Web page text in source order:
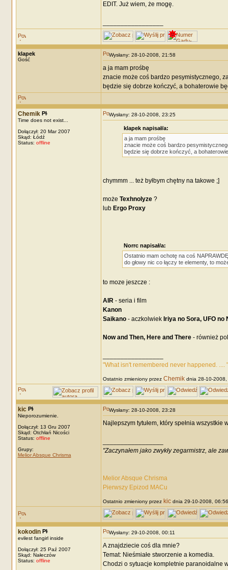
EDIT. Już wiem, że mogę.
klapek
Gość
Wysłany: 28-10-2008, 21:58
a ja mam prośbę
znacie może coś bardzo pesymistycznego,
będzie się dobrze kończyć, a bohaterowie
Chemik
Time does not exist...
Dołączył: 20 Mar 2007
Skąd: Łódź
Status: offline
Wysłany: 28-10-2008, 23:25
klapek napisał/a:
a ja mam prośbę
znacie może coś bardzo
będzie się dobrze kończyć, a
chymmm ... też byłbym chętny na takowe ;]
może Texhnolyze?
lub Ergo Proxy
Norrc napisał/a:
Ostatnio mam ochotę na coś
do głowy nic co łączy te elementy, to
to moze jeszcze :
AIR- seria i film
Kanon
Saikano- aczkolwiek Iriya no Sora, UFO no
Now and Then, Here and There - również
"What isn't remembered never happened. .... "
Ostatnio zmieniony przez Chemikdnia 28-10-2008,
kic
Nieporozumienie.
Dołączył: 13 Gru 2007
Skąd: Otchłań Nicości
Status: offline
Grupy:
Melior Absque Chrisma
Wysłany: 28-10-2008, 23:28
Najlepszym tytułem, który spełnia
"Zaczynałem jako zwykły zegarmistrz, ale
Melior Absque Chrisma
Pierwszy Epizod MACu
Ostatnio zmieniony przez kicdnia 29-10-2008,
kokodin
evilest fangirl inside
Dołączył: 25 Paź 2007
Skąd: Nałeczów
Status: offline
Wysłany: 29-10-2008, 00:11
A znajdziecie coś dla mnie?
Temat: Nieśmiałe stworzenie a komedia.
Chodzi o sytuacje kompletnie paranoidalne